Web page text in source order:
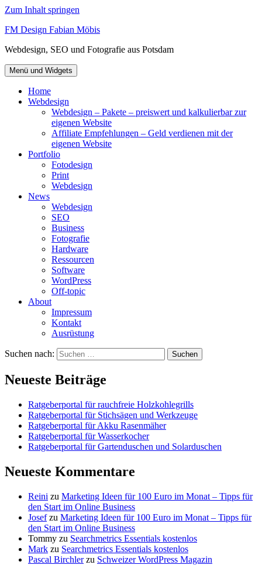
Zum Inhalt springen
FM Design Fabian Möbis
Webdesign, SEO und Fotografie aus Potsdam
Menü und Widgets
Home
Webdesign
Webdesign – Pakete – preiswert und kalkulierbar zur
eigenen Website
Affiliate Empfehlungen – Geld verdienen mit der
eigenen Website
Portfolio
Fotodesign
Print
Webdesign
News
Webdesign
SEO
Business
Fotografie
Hardware
Ressourcen
Software
WordPress
Off-topic
About
Impressum
Kontakt
Ausrüstung
Suchen nach:
Neueste Beiträge
Ratgeberportal für rauchfreie Holzkohlegrills
Ratgeberportal für Stichsägen und Werkzeuge
Ratgeberportal für Akku Rasenmäher
Ratgeberportal für Wasserkocher
Ratgeberportal für Gartenduschen und Solarduschen
Neueste Kommentare
Reini zu Marketing Ideen für 100 Euro im Monat – Tipps für
den Start im Online Business
Josefzu Marketing Ideen für 100 Euro im Monat – Tipps für
den Start im Online Business
Tommy zu Searchmetrics Essentials kostenlos
Mark zu Searchmetrics Essentials kostenlos
Pascal Birchlerzu Schweizer WordPress Magazin